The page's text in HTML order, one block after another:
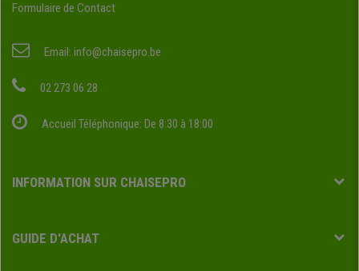
Formulaire de Contact
Email: info@chaisepro.be
02 273 06 28
Accueil Téléphonique: De 8:30 à 18:00
INFORMATION SUR CHAISEPRO
GUIDE D'ACHAT